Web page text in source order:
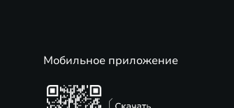
Мобильное приложение